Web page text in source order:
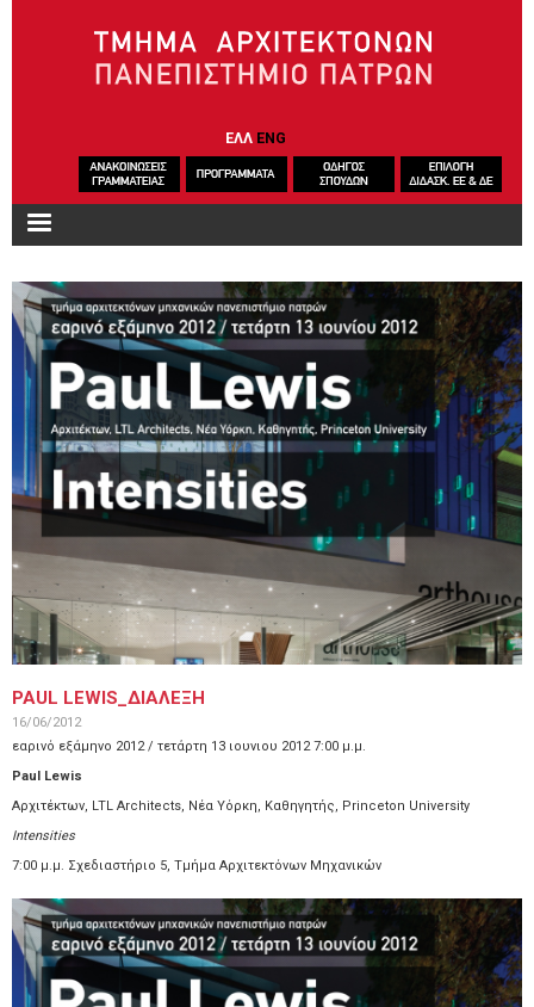
ΕΛΛ ENG
PAUL LEWIS_ΔΙΑΛΕΞΗ
16/06/2012
εαρινό εξάμηνο 2012 / τετάρτη 13 ιουνιου 2012 7:00 μ.μ.
Paul Lewis
Αρχιτέκτων, LTL Architects, Nέα Yόρκη, Καθηγητής, Princeton University
Intensities
7:00 μ.μ. Σχεδιαστήριο 5, Τμήμα Αρχιτεκτόνων Μηχανικών